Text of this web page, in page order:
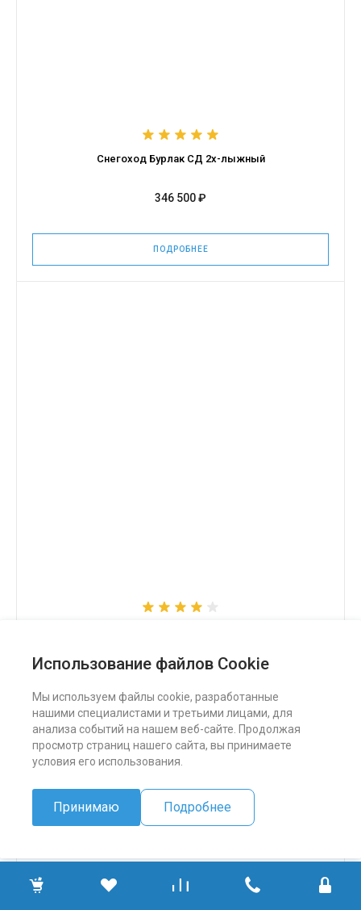
Использование файлов Cookie
Мы используем файлы cookie, разработанные
нашими специалистами и третьими лицами, для
анализа событий на нашем веб-сайте. Продолжая
просмотр страниц нашего сайта, вы принимаете
условия его использования.
Принимаю Подробнее
Снегоход Бурлак СД 2х-лыжный
346 500 ₽
ПОДРОБНЕЕ
324 500 ₽
ПОДРОБНЕЕ